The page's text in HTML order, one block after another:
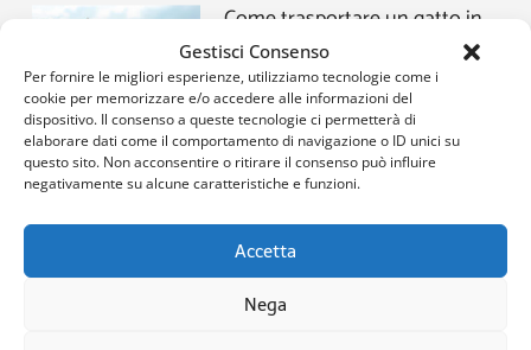
Gestisci Consenso
Per fornire le migliori esperienze, utilizziamo tecnologie come i
cookie per memorizzare e/o accedere alle informazioni del
dispositivo. Il consenso a queste tecnologie ci permetterà di
elaborare dati come il comportamento di navigazione o ID unici su
questo sito. Non acconsentire o ritirare il consenso può influire
negativamente su alcune caratteristiche e funzioni.
Accetta
Nega
Come trasportare un gatto in
aereo: le cose da sapere prima
di partire
Come organizzare una
vacanza low cost